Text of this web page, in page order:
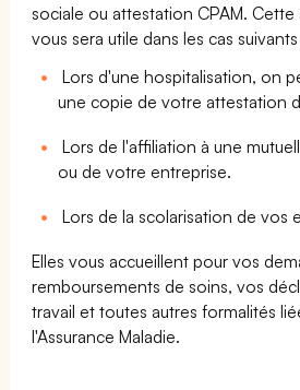
sociale ou attestation CPAM. Cette
vous sera utile dans les cas suivants
Lors d'une hospitalisation, on
une copie de votre attestation
Lors de l'affiliation à une
ou de votre entreprise.
Lors de la scolarisation de vos
Elles vous accueillent pour vos
remboursements de soins, vos
travail et toutes autres formalités
l'Assurance Maladie.